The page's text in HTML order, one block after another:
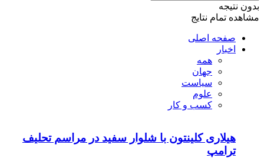
بدون نتیجه
مشاهده تمام نتایج
صفحه اصلی
اخبار
همه
جهان
سیاست
علوم
کسب و کار
هیلاری کلینتون با شلوار سفید در مراسم تحلیف
ترامپ